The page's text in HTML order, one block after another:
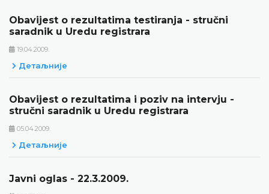
Obavijest o rezultatima testiranja - stručni
saradnik u Uredu registrara
19.04.2009.
Детаљније
Obavijest o rezultatima i poziv na intervju -
stručni saradnik u Uredu registrara
05.04.2009.
Детаљније
Javni oglas - 22.3.2009.